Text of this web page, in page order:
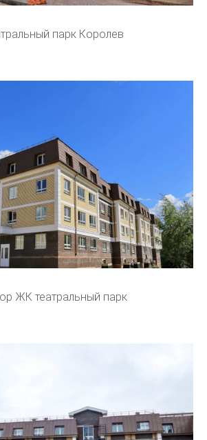
парк Королев
ЖК театральный парк